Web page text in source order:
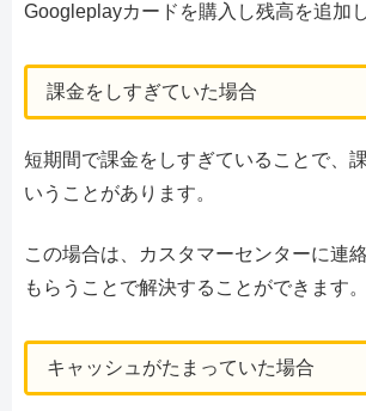
Googleplayカードを購入し残高を追加
課金をしすぎていた場合
短期間で課金をしすぎていることで、
いうことがあります。
この場合は、カスタマーセンターに連
もらうことで解決することができます。
キャッシュがたまっていた場合